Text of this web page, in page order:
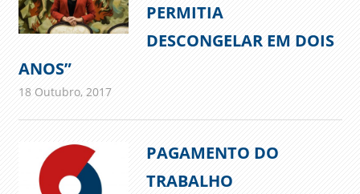
PERMITIA
DESCONGELAR EM DOIS
ANOS”
18 Outubro, 2017admin
Imprensa
PAGAMENTO DO
TRABALHO